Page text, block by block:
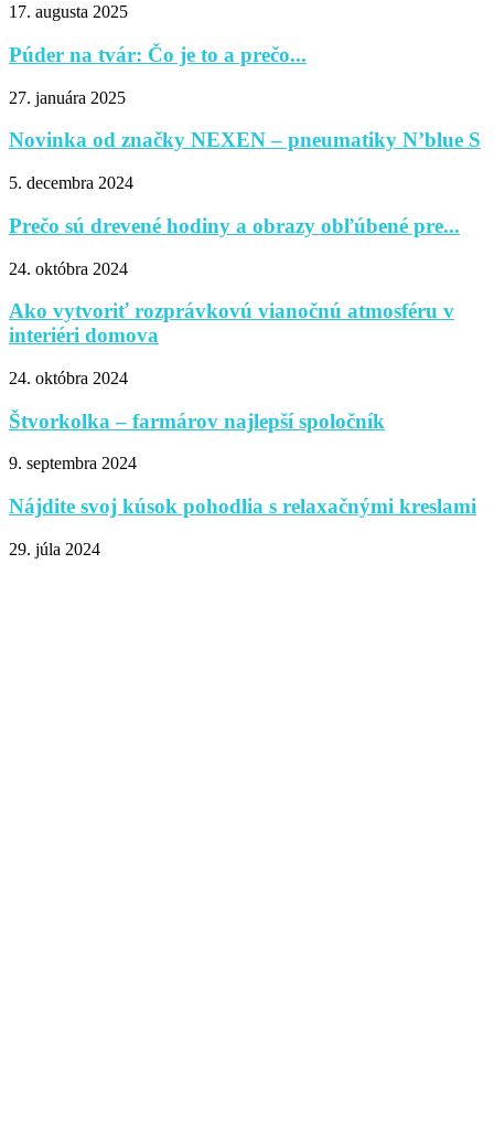
17. augusta 2025
Púder na tvár: Čo je to a prečo...
27. januára 2025
Novinka od značky NEXEN – pneumatiky N’blue S
5. decembra 2024
Prečo sú drevené hodiny a obrazy obľúbené pre...
24. októbra 2024
Ako vytvoriť rozprávkovú vianočnú atmosféru v
interiéri domova
24. októbra 2024
Štvorkolka – farmárov najlepší spoločník
9. septembra 2024
Nájdite svoj kúsok pohodlia s relaxačnými kreslami
29. júla 2024